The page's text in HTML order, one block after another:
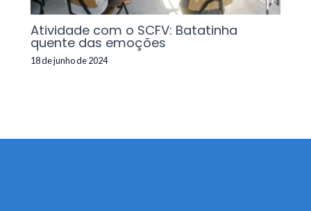
Atividade com o SCFV: Batatinha
quente das emoções
18 de junho de 2024